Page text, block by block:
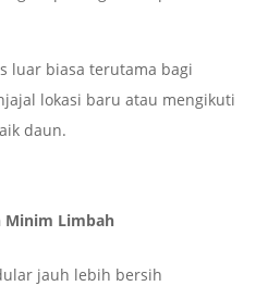
luar biasa terutama bagi
lokasi baru atau mengikuti
daun.
Minim Limbah
jauh lebih bersih